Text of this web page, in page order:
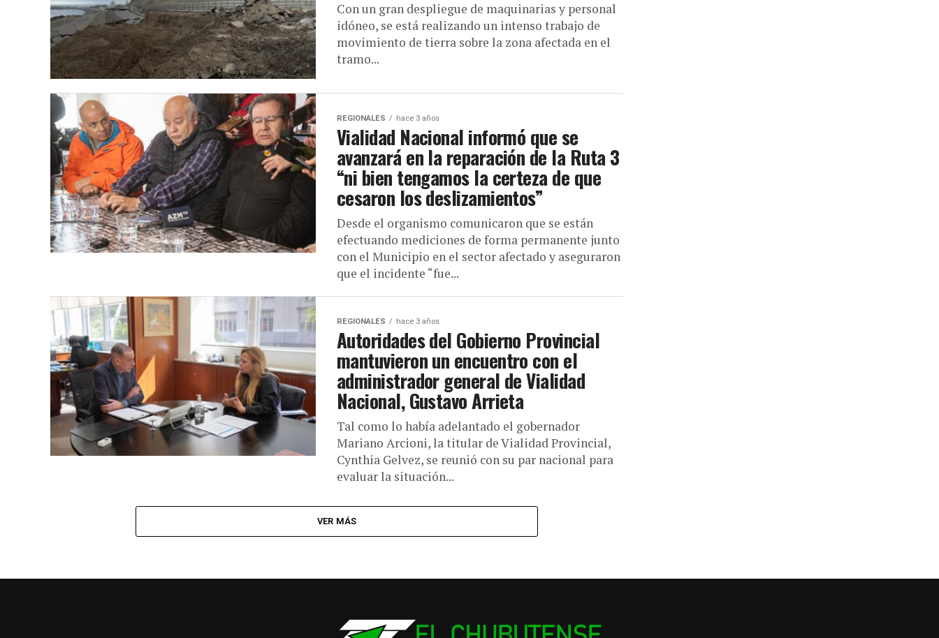
Con un gran despliegue de maquinarias y personal
idóneo, se está realizando un intenso trabajo de
movimiento de tierra sobre la zona afectada en el
tramo...
REGIONALES hace 3 años
Vialidad Nacional informó que se
avanzará en la reparación de la Ruta 3
“ni bien tengamos la certeza de que
cesaron los deslizamientos”
Desde el organismo comunicaron que se están
efectuando mediciones de forma permanente junto
con el Municipio en el sector afectado y aseguraron
que el incidente “fue...
REGIONALES hace 3 años
Autoridades del Gobierno Provincial
mantuvieron un encuentro con el
administrador general de Vialidad
Nacional, Gustavo Arrieta
Tal como lo había adelantado el gobernador
Mariano Arcioni, la titular de Vialidad Provincial,
Cynthia Gelvez, se reunió con su par nacional para
evaluar la situación...
VER MÁS